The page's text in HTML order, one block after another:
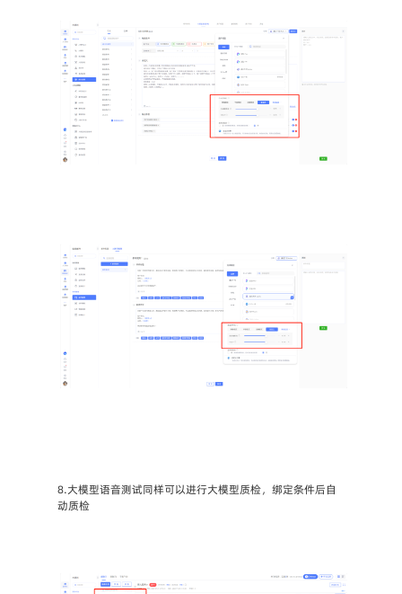
8.大模型语音测试同样可以进行大模型质检，绑定条件后自
动质检